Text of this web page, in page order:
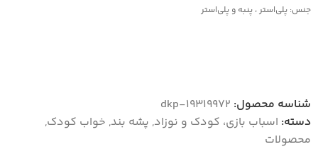
جنس: پلی‌استر ، پنبه و پلی‌استر
شناسه محصول: dkp-19319972
دسته: اسباب بازی، کودک و نوزاد, پشه بند, خواب کودک,
محصولات